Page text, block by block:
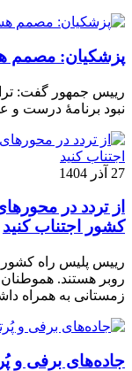
پزشکیان: مصمم
رییس جمهور گفت:
نبود برنامۀ درست
27 آذر 1404
از تردد در
کشور اجتناب کنید
روبر هستند.
زمستانی به همراه
جاده‌های برفی و